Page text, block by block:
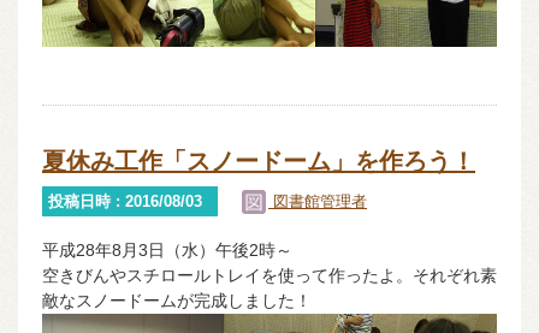
夏休み工作「スノードーム」を作ろう！
投稿日時 : 2016/08/03 図書館管理者
平成28年8月3日（水）午後2時～
空きびんやスチロールトレイを使って作ったよ。それぞれ素
敵なスノードームが完成しました！